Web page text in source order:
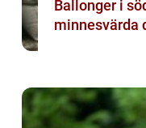
Ballonger i
minnesvärda